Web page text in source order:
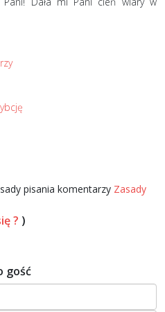
pisania komentarzy Zasady
? )
gość